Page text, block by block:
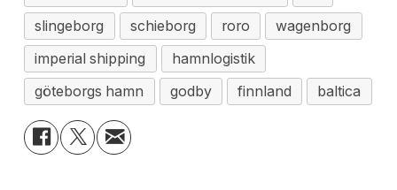
slingeborg
schieborg roro
wagenborg
imperial shipping
hamnlogistik
göteborgs hamn
godby finnland baltica